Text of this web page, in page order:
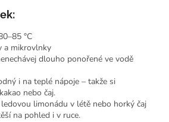
°C
a mikrovlnky
dlouho ponořené ve vodě
i na teplé nápoje – takže si
nebo čaj.
limonádu v létě nebo horký čaj
na pohled i v ruce.